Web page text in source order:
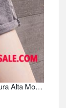
Pantalones Cortos Mujer Estudiante Cintura Alta Moda Mezclilla Nuevo